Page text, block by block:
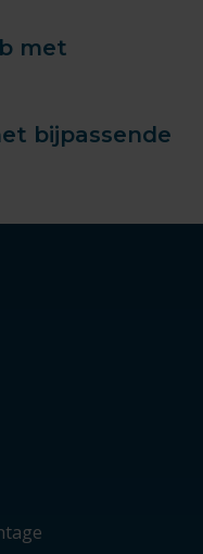
met
bijpassende